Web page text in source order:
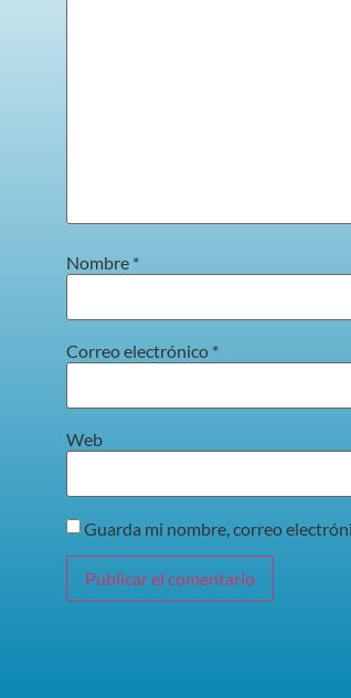
Nombre *
Correo electrónico *
Web
Guarda mi nombre, correo